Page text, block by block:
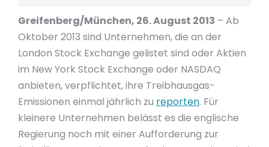
Greifenberg/München, 26. August 2013 – Ab
Oktober 2013 sind Unternehmen, die an der
London Stock Exchange gelistet sind oder Aktien
im New York Stock Exchange oder NASDAQ
anbieten, verpflichtet, ihre Treibhausgas-
Emissionen einmal jährlich zu reporten. Für
kleinere Unternehmen belässt es die englische
Regierung noch mit einer Aufforderung zur